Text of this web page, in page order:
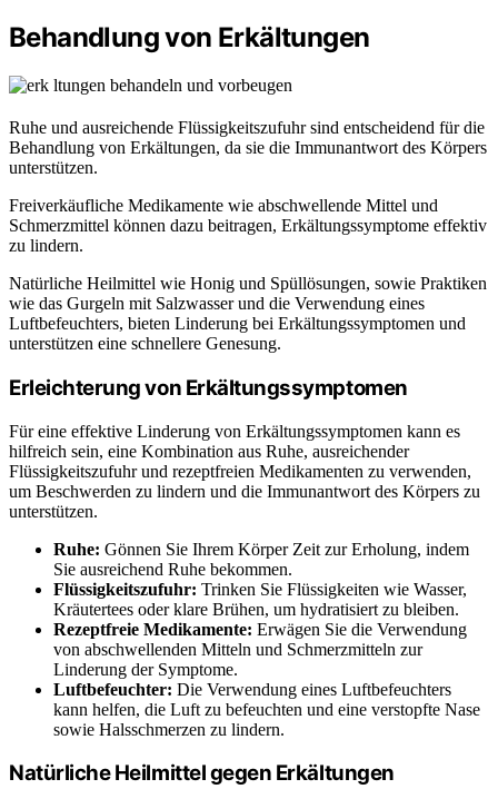
Behandlung von Erkältungen
Ruhe und ausreichende Flüssigkeitszufuhr sind entscheidend für die
Behandlung von Erkältungen, da sie die Immunantwort des Körpers
unterstützen.
Freiverkäufliche Medikamente wie abschwellende Mittel und
Schmerzmittel können dazu beitragen, Erkältungssymptome effektiv
zu lindern.
Natürliche Heilmittel wie Honig und Spüllösungen, sowie Praktiken
wie das Gurgeln mit Salzwasser und die Verwendung eines
Luftbefeuchters, bieten Linderung bei Erkältungssymptomen und
unterstützen eine schnellere Genesung.
Erleichterung von Erkältungssymptomen
Für eine effektive Linderung von Erkältungssymptomen kann es
hilfreich sein, eine Kombination aus Ruhe, ausreichender
Flüssigkeitszufuhr und rezeptfreien Medikamenten zu verwenden,
um Beschwerden zu lindern und die Immunantwort des Körpers zu
unterstützen.
Ruhe: Gönnen Sie Ihrem Körper Zeit zur Erholung, indem
Sie ausreichend Ruhe bekommen.
Flüssigkeitszufuhr: Trinken Sie Flüssigkeiten wie Wasser,
Kräutertees oder klare Brühen, um hydratisiert zu bleiben.
Rezeptfreie Medikamente: Erwägen Sie die Verwendung
von abschwellenden Mitteln und Schmerzmitteln zur
Linderung der Symptome.
Luftbefeuchter: Die Verwendung eines Luftbefeuchters
kann helfen, die Luft zu befeuchten und eine verstopfte Nase
sowie Halsschmerzen zu lindern.
Natürliche Heilmittel gegen Erkältungen